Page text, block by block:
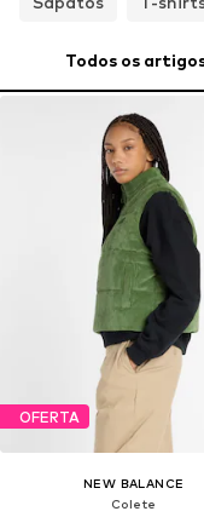
Todos os
OFERTA
NEW BALANCE
Colete